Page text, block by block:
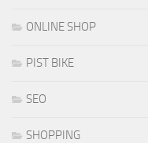
ONLINE SHOP
PIST BIKE
SEO
SHOPPING